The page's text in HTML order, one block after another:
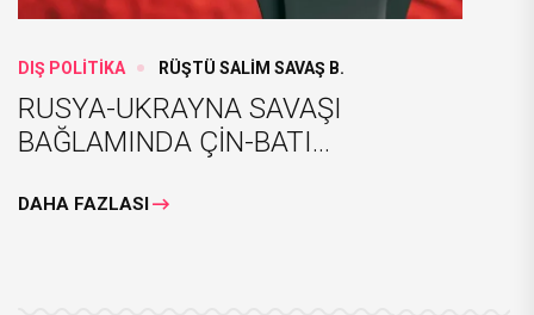
DIŞ POLİTİKA RÜŞTÜ SALİM SAVAŞ B.
RUSYA-UKRAYNA SAVAŞI
BAĞLAMINDA ÇİN-BATI...
DAHA FAZLASI